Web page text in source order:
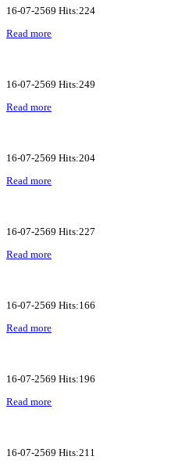
16-07-2569 Hits:224
Read more
16-07-2569 Hits:249
Read more
16-07-2569 Hits:204
Read more
16-07-2569 Hits:227
Read more
16-07-2569 Hits:166
Read more
16-07-2569 Hits:196
Read more
16-07-2569 Hits:211